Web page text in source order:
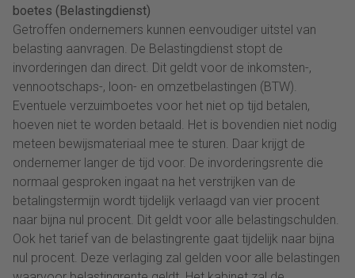
boetes (Belastingdienst)
Getroffen ondernemers kunnen eenvoudiger uitstel van
belasting aanvragen. De Belastingdienst stopt de
invorderingen dan direct. Dit geldt voor de inkomsten-,
vennootschaps-, loon- en omzetbelastingen (BTW).
Eventuele verzuimboetes voor het niet op tijd betalen,
hoeven niet te worden betaald. Het is bovendien niet nodig
meteen bewijsmateriaal mee te sturen. Daar krijgt de
ondernemer langer de tijd voor. De invorderingsrente die
normaal gesproken ingaat na het verstrijken van de
betalingstermijn wordt tijdelijk verlaagd van vier procent
naar bijna nul procent. Dit geldt voor alle belastingschulden.
Ook het tarief van de belastingrente gaat tijdelijk naar bijna
nul procent. Deze verlaging zal gelden voor alle belastingen